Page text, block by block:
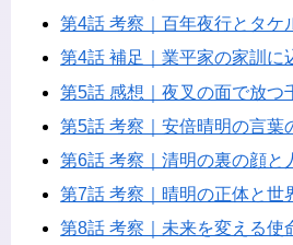
第4話 考察｜百年夜行とタケ
第4話 補足｜業平家の家訓に
第5話 感想｜夜叉の面で放つ
第5話 考察｜安倍晴明の言葉
第6話 考察｜清明の裏の顔と
第7話 考察｜晴明の正体と世
第8話 考察｜未来を変える使